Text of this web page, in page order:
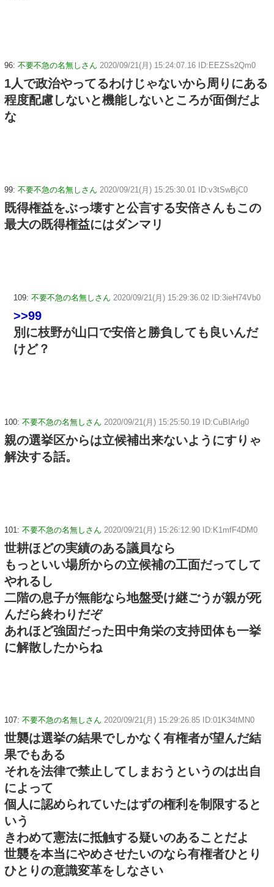
96: 不要不急の名無しさん 2020/09/21(月) 15:24:07.16 ID:EEZSs2Qm0
1人で政治やってるわけじゃないから周りにある
程度配慮しないと機能しないところが面倒だよ
な
99: 不要不急の名無しさん 2020/09/21(月) 15:25:30.01 ID:v3tSwBjC0
既得権益をぶっ壊すと公言する安倍さんもこの
最大の既得権益にはダンマリ
109: 不要不急の名無しさん 2020/09/21(月) 15:29:36.02 ID:3ieH74Vb0
>>99
別に枝野が山口で安倍と勝負しても良いんだ
けど？
100: 不要不急の名無しさん 2020/09/21(月) 15:25:50.19 ID:CuBIArlg0
親の選挙区からは立候補出来ないようにすりゃ
解決する話。
101: 不要不急の名無しさん 2020/09/21(月) 15:26:12.90 ID:K1mfF4DM0
世耕ほどの実績のある議員なら
もっといい場所からの立候補の工面だってして
やれるし
二階の息子が無能なら地盤受け継ごうが親が死
んだら終わりだぞ
あれほど強固だった田中角栄の支持団体も一挙
に解散したからね
107: 不要不急の名無しさん 2020/09/21(月) 15:29:26.85 ID:01K34tMN0
世襲は選挙の結果でしかなく有権者が望んだ結
果でもある
それを法律で禁止してしまおうというのは出自
によって
個人に認められていたはずの権利を制限すると
いう
きわめて憲法に抵触する疑いのあることだよ
世襲を本当にやめさせたいのなら有権者ひとり
ひとりの意識変革をしなさい